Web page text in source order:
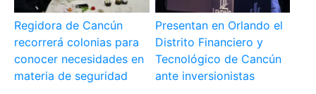
Regidora de Cancún
recorrerá colonias para
conocer necesidades en
materia de seguridad
Presentan en Orlando el
Distrito Financiero y
Tecnológico de Cancún
ante inversionistas